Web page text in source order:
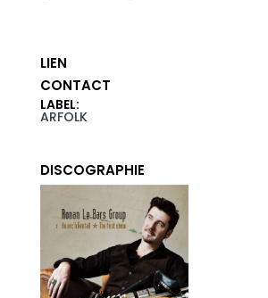
LIEN
CONTACT
LABEL:
ARFOLK
DISCOGRAPHIE